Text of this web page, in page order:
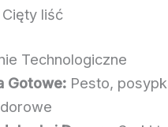
liść
Technologiczne
Gotowe:Pesto,